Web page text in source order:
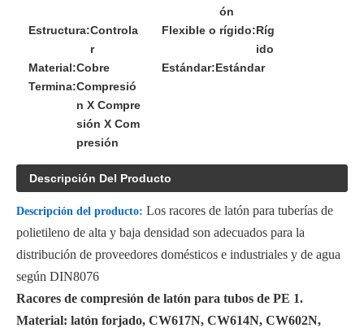
ón
Estructura:Controla
r
Flexible o rígido:Ríg
ido
Material:Cobre Estándar:Estándar
Termina:Compresió
n X Compre
sión X Com
presión
Descripción Del Producto
Descripción del producto: Los racores de latón para tuberías de
polietileno de alta y baja densidad son adecuados para la
distribución de proveedores domésticos e industriales y de agua
según DIN8076
Racores de compresión de latón para tubos de PE 1.
Material: latón forjado, CW617N, CW614N, CW602N,